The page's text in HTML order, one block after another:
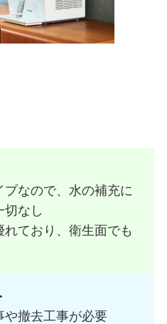
プなので、水の補充に
切なし
れており、衛生面でも
や撤去工事が必要